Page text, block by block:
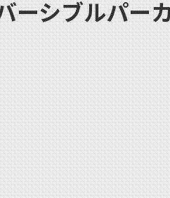
ーシブルパー